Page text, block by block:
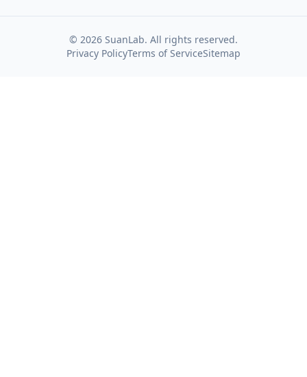
© 2026 SuanLab. All rights reserved.
Privacy PolicyTerms of ServiceSitemap